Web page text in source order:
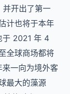
并开出了第一
计也将于本年
于 2021 年 4
全球商场都将
一向为境外客
最大的藻源